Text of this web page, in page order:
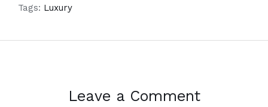
Tags: Luxury
Leave a Comment